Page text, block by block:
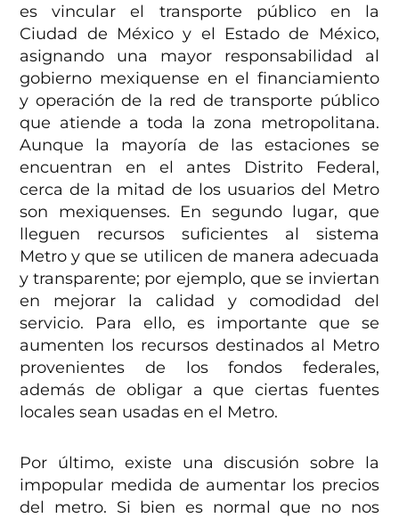
es vincular el transporte público en la
Ciudad de México y el Estado de México,
asignando una mayor responsabilidad al
gobierno mexiquense en el financiamiento
y operación de la red de transporte público
que atiende a toda la zona metropolitana.
Aunque la mayoría de las estaciones se
encuentran en el antes Distrito Federal,
cerca de la mitad de los usuarios del Metro
son mexiquenses. En segundo lugar, que
lleguen recursos suficientes al sistema
Metro y que se utilicen de manera adecuada
y transparente; por ejemplo, que se inviertan
en mejorar la calidad y comodidad del
servicio. Para ello, es importante que se
aumenten los recursos destinados al Metro
provenientes de los fondos federales,
además de obligar a que ciertas fuentes
locales sean usadas en el Metro.
Por último, existe una discusión sobre la
impopular medida de aumentar los precios
del metro. Si bien es normal que no nos